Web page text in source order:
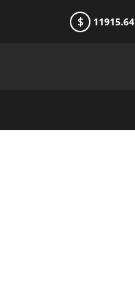
$ 11915.64